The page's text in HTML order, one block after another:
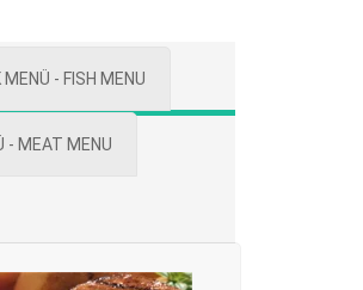
MENÜ - FISH MENU
- MEAT MENU